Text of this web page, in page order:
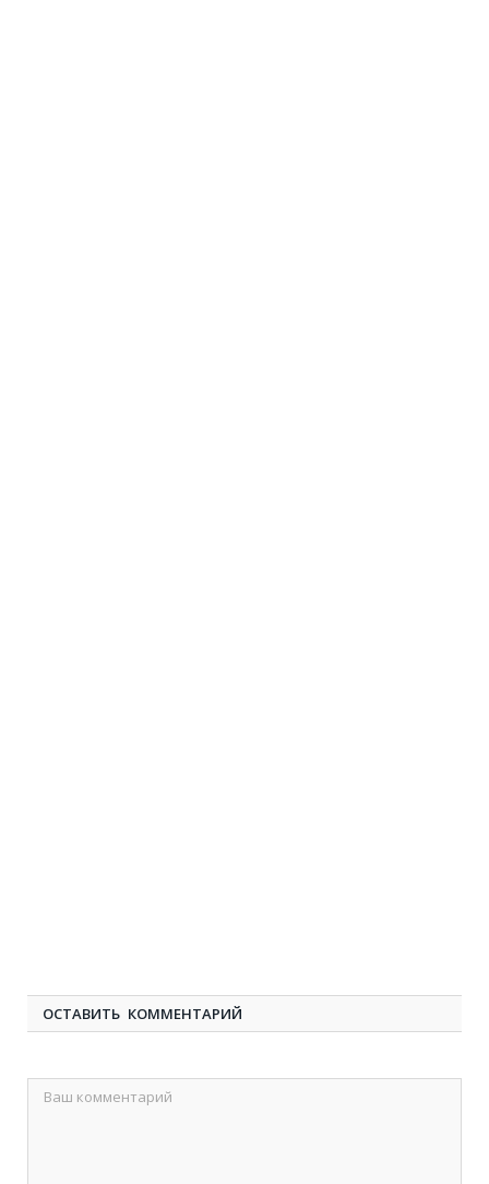
ОСТАВИТЬ КОММЕНТАРИЙ